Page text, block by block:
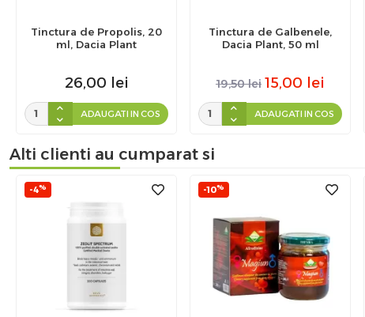
Tinctura de Propolis, 20
ml, Dacia Plant
26,00 lei
ADAUGATI IN COS
Tinctura de Galbenele,
Dacia Plant, 50 ml
19,50 lei 15,00 lei
ADAUGATI IN COS
Alti clienti au cumparat si
-4% -10%